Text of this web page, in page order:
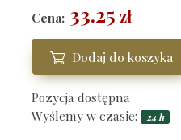
Cena: 33.25 zł
Dodaj do koszyka
Pozycja dostępna
Wyślemy w czasie:
24 h